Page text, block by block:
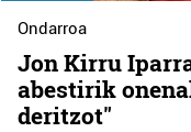
Ondarroa
Jon Kirru
abestirik
deritzot"